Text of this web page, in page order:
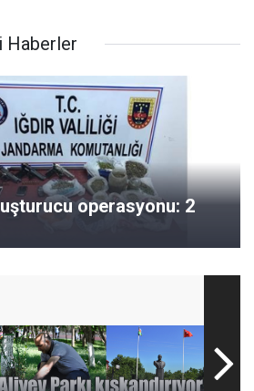
Haberler
operasyonu: 2